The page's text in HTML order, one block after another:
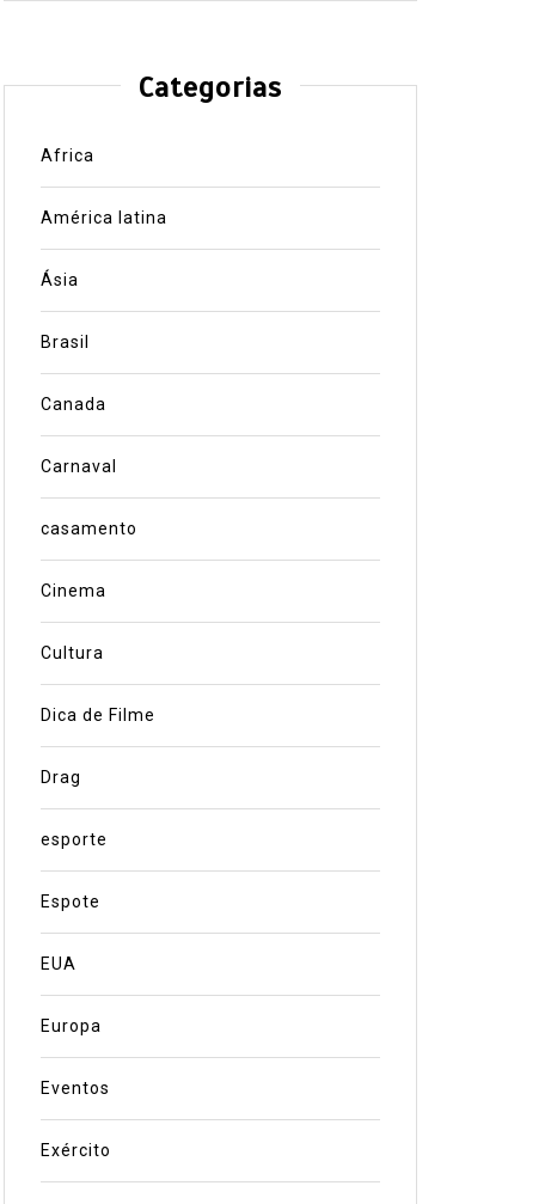
Categorias
Africa
América latina
Ásia
Brasil
Canada
Carnaval
casamento
Cinema
Cultura
Dica de Filme
Drag
esporte
Espote
EUA
Europa
Eventos
Exército